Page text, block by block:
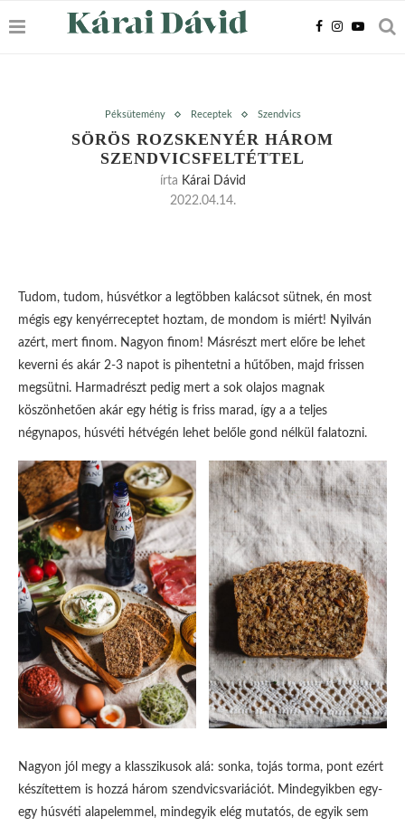
Péksütemény Receptek Szendvics
SÖRÖS ROZSKENYÉR HÁROM
SZENDVICSFELTÉTTEL
írta Kárai Dávid
2022.04.14.
Tudom, tudom, húsvétkor a legtöbben kalácsot sütnek, én most
mégis egy kenyérreceptet hoztam, de mondom is miért! Nyilván
azért, mert finom. Nagyon finom! Másrészt mert előre be lehet
keverni és akár 2-3 napot is pihentetni a hűtőben, majd frissen
megsütni. Harmadrészt pedig mert a sok olajos magnak
köszönhetően akár egy hétig is friss marad, így a a teljes
négynapos, húsvéti hétvégén lehet belőle gond nélkül falatozni.
Nagyon jól megy a klasszikusok alá: sonka, tojás torma, pont ezért
készítettem is hozzá három szendvicsvariációt. Mindegyikben egy-
egy húsvéti alapelemmel, mindegyik elég mutatós, de egyik sem